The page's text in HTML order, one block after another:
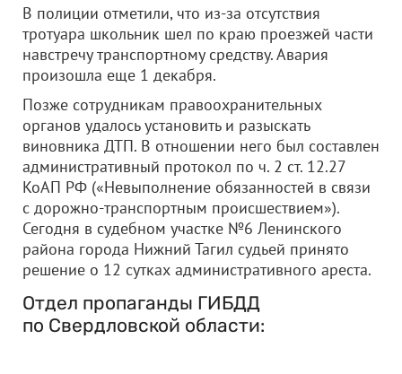
В полиции отметили, что из-за отсутствия
тротуара школьник шел по краю проезжей части
навстречу транспортному средству. Авария
произошла еще 1 декабря.
Позже сотрудникам правоохранительных
органов удалось установить и разыскать
виновника ДТП. В отношении него был составлен
административный протокол по ч. 2 ст. 12.27
КоАП РФ («Невыполнение обязанностей в связи
с дорожно-транспортным происшествием»).
Сегодня в судебном участке №6 Ленинского
района города Нижний Тагил судьей принято
решение о 12 сутках административного ареста.
Отдел пропаганды ГИБДД
по Свердловской области: